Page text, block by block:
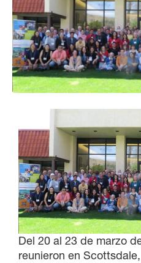
Del 20 al 23 de marzo
reunieron en